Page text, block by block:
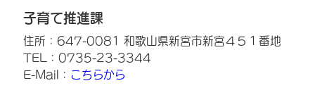
子育て推進課
住所：647-0081 和歌山県新宮市新宮４５１番地
TEL：0735-23-3344
E-Mail： こちらから